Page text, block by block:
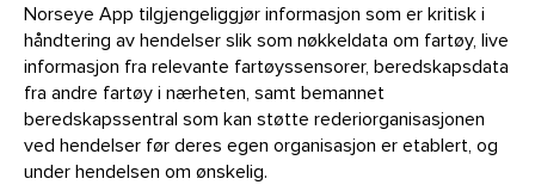
Norseye App tilgjengeliggjør informasjon som er kritisk i
håndtering av hendelser slik som nøkkeldata om fartøy, live
informasjon fra relevante fartøyssensorer, beredskapsdata
fra andre fartøy i nærheten, samt bemannet
beredskapssentral som kan støtte rederiorganisasjonen
ved hendelser før deres egen organisasjon er etablert, og
under hendelsen om ønskelig.